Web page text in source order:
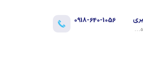
0918-640-1056